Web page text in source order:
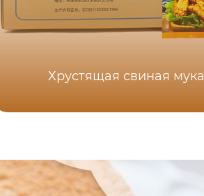
Хрустящая свиная мука